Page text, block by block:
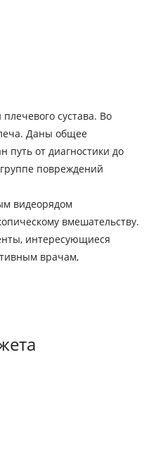
сустава. Во
Даны общее
от диагностики до
повреждений
видеорядом
вмешательству.
интересующиеся
врачам,